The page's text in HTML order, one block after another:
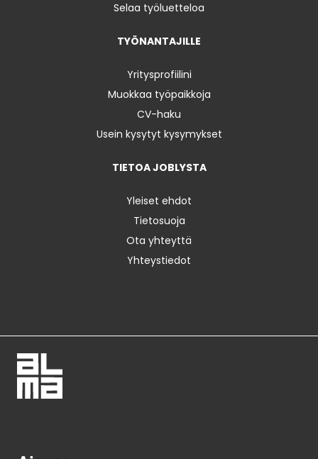
Selaa työluetteloa
TYÖNANTAJILLE
Yritysprofiilini
Muokkaa työpaikkoja
CV-haku
Usein kysytyt kysymykset
TIETOA JOBLYSTA
Yleiset ehdot
Tietosuoja
Ota yhteyttä
Yhteystiedot